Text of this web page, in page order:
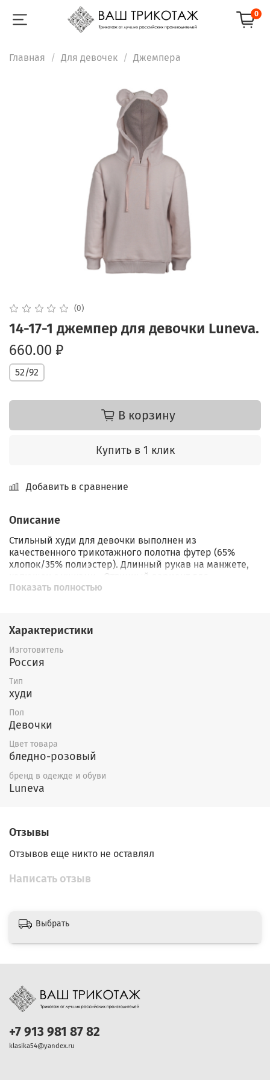
0
Главная Для девочек Джемпера
(0)
14-17-1 джемпер для девочки Luneva.
660.00 ₽
52/92
В корзину
Купить в 1 клик
Добавить в сравнение
Описание
Стильный худи для девочки выполнен из
качественного трикотажного полотна футер (65%
хлопок/35% полиэстер). Длинный рукав на манжете,
капюшон с ушками . Отличный вариант для
путешествия и прогулок на каждый день. Приятный
капюшоном -незаменимая модель в гардеробе.
Показать полностью
Характеристики
Изготовитель
Россия
Тип
худи
Пол
Девочки
Цвет товара
бледно-розовый
бренд в одежде и обуви
Luneva
Отзывы
Отзывов еще никто не оставлял
Написать отзыв
Выбрать
+7 913 981 87 82
klasika54@yandex.ru